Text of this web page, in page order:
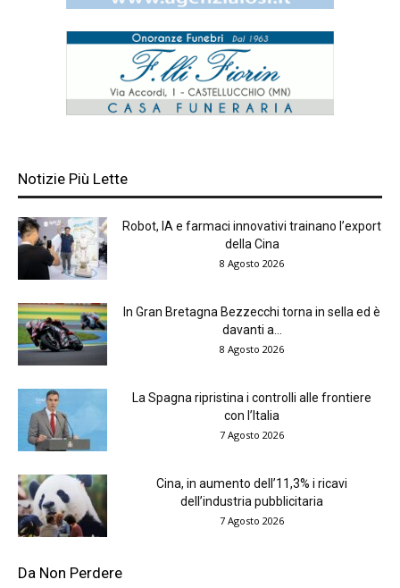
Notizie Più Lette
Robot, IA e farmaci innovativi trainano l’export
della Cina
8 Agosto 2026
In Gran Bretagna Bezzecchi torna in sella ed è
davanti a...
8 Agosto 2026
La Spagna ripristina i controlli alle frontiere
con l’Italia
7 Agosto 2026
Cina, in aumento dell’11,3% i ricavi
dell’industria pubblicitaria
7 Agosto 2026
Da Non Perdere